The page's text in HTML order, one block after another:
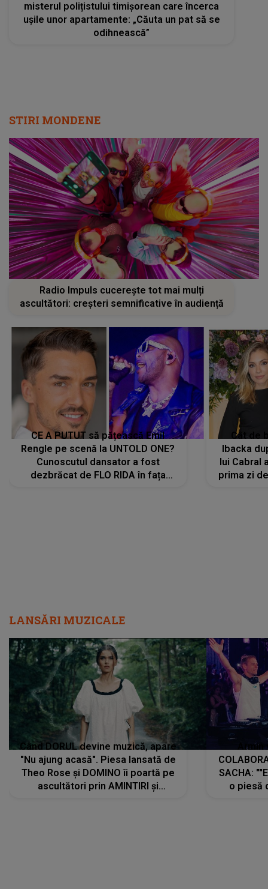
misterul polițistului timișorean care încerca
ușile unor apartamente: „Căuta un pat să se
odihnească”
STIRI MONDENE
Radio Impuls cucerește tot mai mulți
ascultători: creșteri semnificative în audiență
CE A PUTUT să pățească Emil
Rengle pe scenă la UNTOLD ONE?
Cunoscutul dansator a fost
dezbrăcat de FLO RIDA în fața
Cât de
Ibacka
lui Cabral
prima zi
LANSĂRI MUZICALE
Când DORUL devine muzică, apare
"Nu ajung acasă". Piesa lansată de
Theo Rose și DOMINO îi poartă pe
ascultători prin AMINTIRI și
SACHA:
o piesă